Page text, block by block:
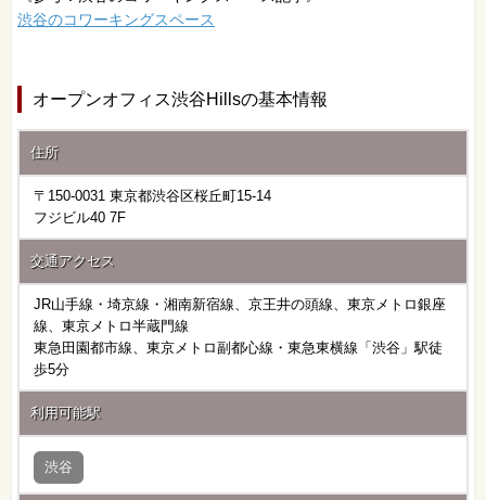
渋谷のコワーキングスペース
オープンオフィス渋谷Hillsの基本情報
住所
〒150-0031 東京都渋谷区桜丘町15-14
フジビル40 7F
交通アクセス
JR山手線・埼京線・湘南新宿線、京王井の頭線、東京メトロ銀座
線、東京メトロ半蔵門線
東急田園都市線、東京メトロ副都心線・東急東横線「渋谷」駅徒
歩5分
利用可能駅
渋谷